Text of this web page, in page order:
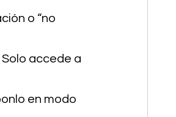
o “no
Solo accede a
en modo